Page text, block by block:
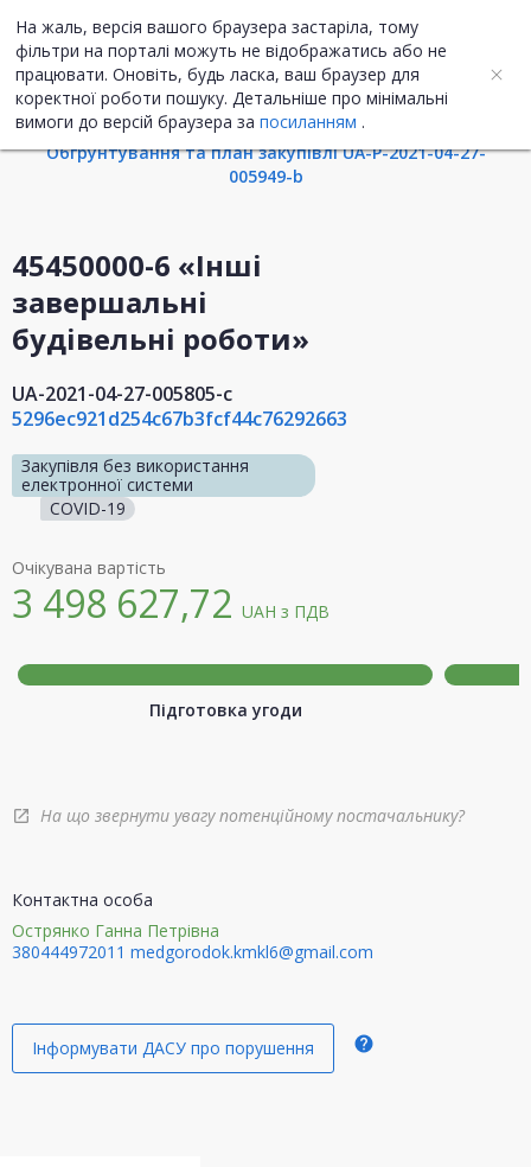
На жаль, версія вашого браузера застаріла, тому
фільтри на порталі можуть не відображатись або не
працювати. Оновіть, будь ласка, ваш браузер для
коректної роботи пошуку. Детальніше про мінімальні
вимоги до версій браузера за посиланням .
UA ENG
Інформація про закупівлю
Обгрунтування та план закупівлі UA-P-2021-04-27-
005949-b
45450000-6 «Інші
завершальні
будівельні роботи»
UA-2021-04-27-005805-c
5296ec921d254c67b3fcf44c76292663
Закупівля без використання
електронної системи
COVID-19
Очікувана вартість
3 498 627,72 UAH з ПДВ
Підготовка угоди
open_in_new На що звернути увагу потенційному постачальнику?
Контактна особа
Острянко Ганна Петрівна
380444972011 medgorodok.kmkl6@gmail.com
Інформувати ДАСУ про порушення help